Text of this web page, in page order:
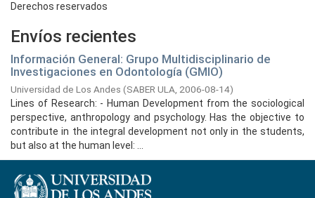
Derechos reservados
Envíos recientes
Información General: Grupo Multidisciplinario de
Investigaciones en Odontología (GMIO)
Universidad de Los Andes (SABER ULA, 2006-08-14)
Lines of Research: - Human Development from the sociological
perspective, anthropology and psychology. Has the objective to
contribute in the integral development not only in the students,
but also at the human level: ...